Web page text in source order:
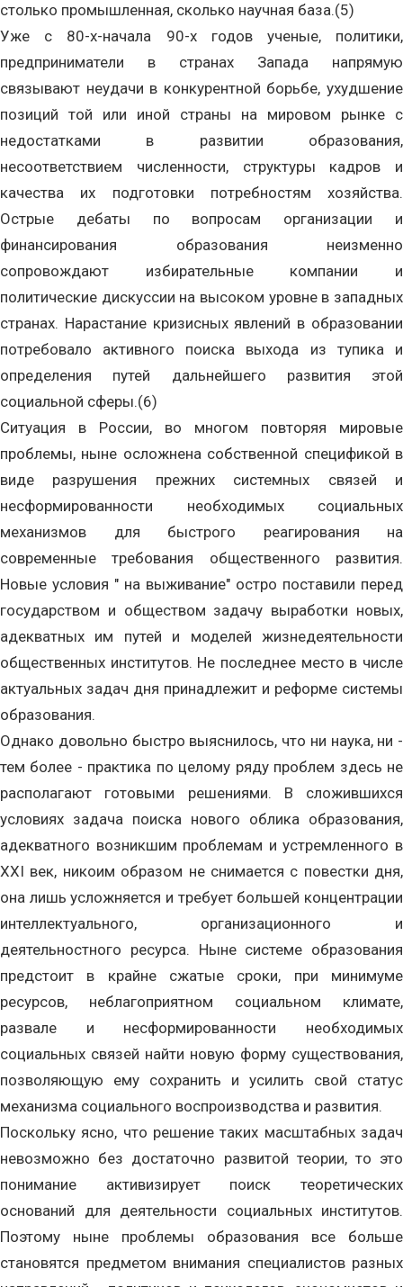
столько промышленная, сколько научная база.(5)
Уже с 80-х-начала 90-х годов ученые, политики,
предприниматели в странах Запада напрямую
связывают неудачи в конкурентной борьбе, ухудшение
позиций той или иной страны на мировом рынке с
недостатками в развитии образования,
несоответствием численности, структуры кадров и
качества их подготовки потребностям хозяйства.
Острые дебаты по вопросам организации и
финансирования образования неизменно
сопровождают избирательные компании и
политические дискуссии на высоком уровне в западных
странах. Нарастание кризисных явлений в образовании
потребовало активного поиска выхода из тупика и
определения путей дальнейшего развития этой
социальной сферы.(6)
Ситуация в России, во многом повторяя мировые
проблемы, ныне осложнена собственной спецификой в
виде разрушения прежних системных связей и
несформированности необходимых социальных
механизмов для быстрого реагирования на
современные требования общественного развития.
Новые условия " на выживание" остро поставили перед
государством и обществом задачу выработки новых,
адекватных им путей и моделей жизнедеятельности
общественных институтов. Не последнее место в числе
актуальных задач дня принадлежит и реформе системы
образования.
Однако довольно быстро выяснилось, что ни наука, ни -
тем более - практика по целому ряду проблем здесь не
располагают готовыми решениями. В сложившихся
условиях задача поиска нового облика образования,
адекватного возникшим проблемам и устремленного в
ХХI век, никоим образом не снимается с повестки дня,
она лишь усложняется и требует большей концентрации
интеллектуального, организационного и
деятельностного ресурса. Ныне системе образования
предстоит в крайне сжатые сроки, при минимуме
ресурсов, неблагоприятном социальном климате,
развале и несформированности необходимых
социальных связей найти новую форму существования,
позволяющую ему сохранить и усилить свой статус
механизма социального воспроизводства и развития.
Поскольку ясно, что решение таких масштабных задач
невозможно без достаточно развитой теории, то это
понимание активизирует поиск теоретических
оснований для деятельности социальных институтов.
Поэтому ныне проблемы образования все больше
становятся предметом внимания специалистов разных